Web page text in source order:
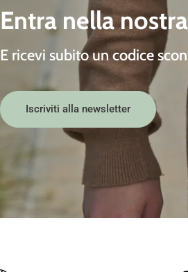
Entra nella
E ricevi subito uncodice
Iscriviti alla newsletter